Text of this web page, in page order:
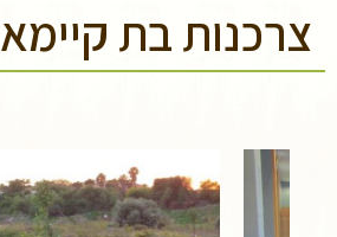
צרכנות בת קיימא